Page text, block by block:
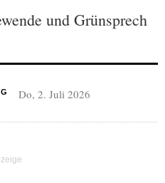
und Grünsprech
Do, 2. Juli 2026